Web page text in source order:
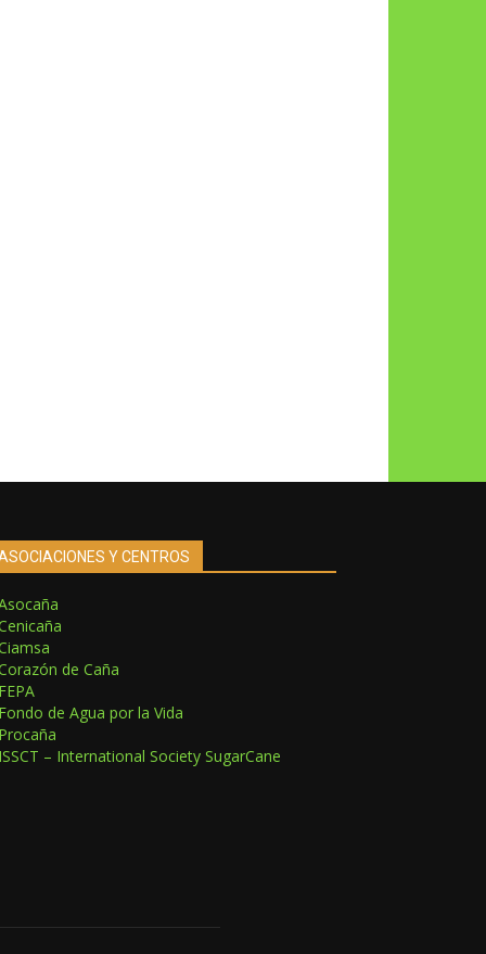
Y CENTROS
de Caña
FEPA
Fondo de Agua por la Vida
Procaña
ISSCT – International Society SugarCane